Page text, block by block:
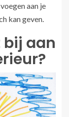
aan je
kan geven.
bij aan